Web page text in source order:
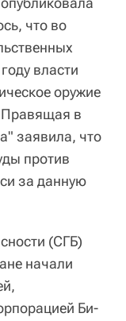
что во
власти
оружие
в
заявила, что
против
за данную
(СГБ)
начали
Би-